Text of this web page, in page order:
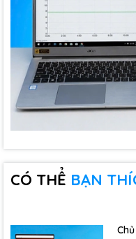
CÓ THỂ BẠN